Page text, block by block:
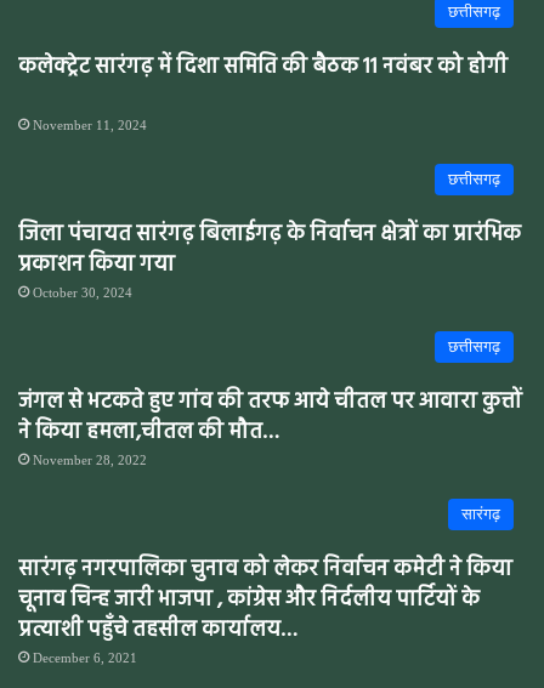
छत्तीसगढ़
कलेक्ट्रेट सारंगढ़ में दिशा समिति की बैठक 11 नवंबर को होगी
November 11, 2024
छत्तीसगढ़
जिला पंचायत सारंगढ़ बिलाईगढ़ के निर्वाचन क्षेत्रों का प्रारंभिक
प्रकाशन किया गया
October 30, 2024
छत्तीसगढ़
जंगल से भटकते हुए गांव की तरफ आये चीतल पर आवारा कुत्तों
ने किया हमला,चीतल की मौत…
November 28, 2022
सारंगढ़
सारंगढ़ नगरपालिका चुनाव को लेकर निर्वाचन कमेटी ने किया
चूनाव चिन्ह जारी भाजपा , कांग्रेस और निर्दलीय पार्टियों के
प्रत्याशी पहुँचे तहसील कार्यालय…
December 6, 2021